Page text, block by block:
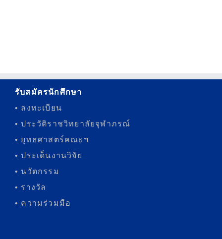
รับสมัครนักศึกษา
• ลงทะเบียน
• ประวัติราชวิทยาลัยจุฬาภรณ์
• ยุทธศาสตร์คณะฯ
• ประเด็นงานวิจัย
• นวัตกรรม
• รางวัล
• ความร่วมมือ